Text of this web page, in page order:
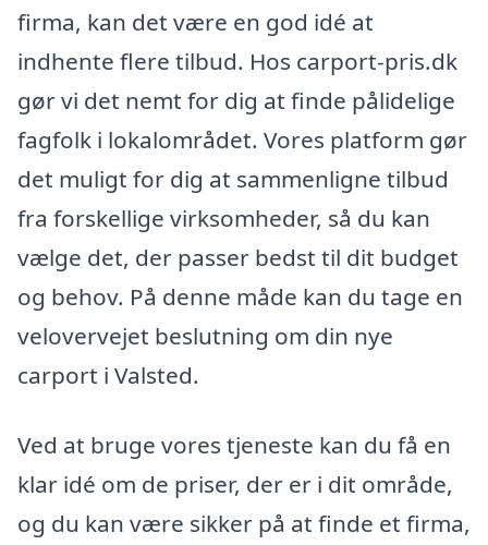
firma, kan det være en god idé at
indhente flere tilbud. Hos carport-pris.dk
gør vi det nemt for dig at finde pålidelige
fagfolk i lokalområdet. Vores platform gør
det muligt for dig at sammenligne tilbud
fra forskellige virksomheder, så du kan
vælge det, der passer bedst til dit budget
og behov. På denne måde kan du tage en
velovervejet beslutning om din nye
carport i Valsted.
Ved at bruge vores tjeneste kan du få en
klar idé om de priser, der er i dit område,
og du kan være sikker på at finde et firma,